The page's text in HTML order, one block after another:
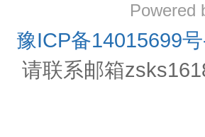
Powered
豫ICP备14015699
请联系邮箱